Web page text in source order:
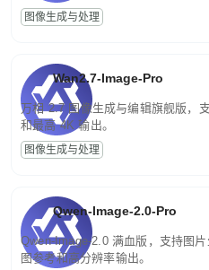
图像生成与处理
Wan2.7-Image-Pro
万相 2.7 图像生成与编辑旗舰版，
和最高 4K 输出。
图像生成与处理
Qwen-Image-2.0-Pro
Qwen-Image-2.0 满血版，支持图
图参考和高分辨率输出。